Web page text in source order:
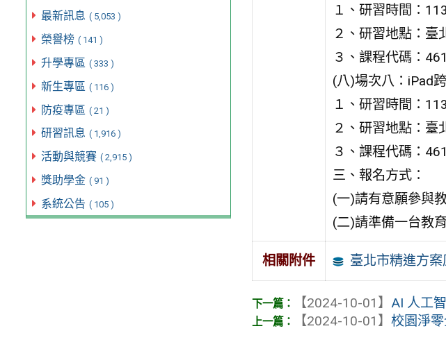
最新訊息 ( 5,053 )
榮譽榜 ( 141 )
升學專區 ( 333 )
新生專區 ( 116 )
防疫專區 ( 21 )
研習訊息 ( 1,916 )
活動與競賽 ( 2,915 )
獎助學金 ( 91 )
系統公告 ( 105 )
１、研習時間：
２、研習地點：臺
３、課程代碼：
(八)場次八：iPad
１、研習時間：
２、研習地點：臺
３、課程代碼：
三、報名方式：
(一)請有意願參與
(二)請準備一台教
相關附件 臺北市精進方
【2024-10-01】 AI 人工
【2024-10-01】校園淨